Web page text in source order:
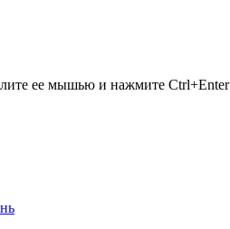
ее мышью и нажмите Ctrl+Enter